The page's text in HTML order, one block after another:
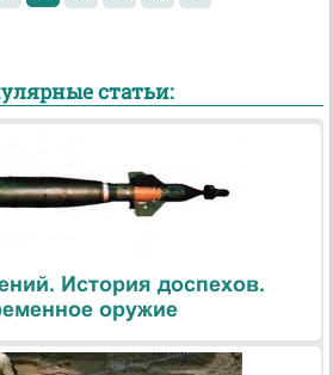
статьи:
История доспехов.
оружие